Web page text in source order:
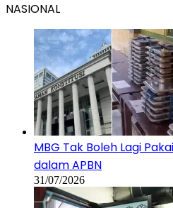
NASIONAL
MBG Tak Boleh Lagi
dalam APBN
31/07/2026